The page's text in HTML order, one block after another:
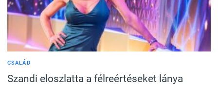
CSALÁD
Szandi eloszlatta a félreértéseket lánya